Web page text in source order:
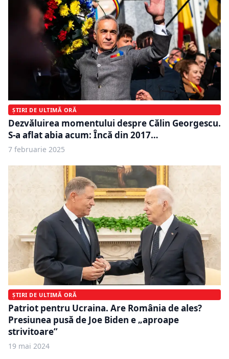
ȘTIRI DE ULTIMĂ ORĂ
Dezvăluirea momentului despre Călin Georgescu.
S-a aflat abia acum: Încă din 2017…
7 februarie 2025
ȘTIRI DE ULTIMĂ ORĂ
Patriot pentru Ucraina. Are România de ales?
Presiunea pusă de Joe Biden e „aproape
strivitoare”
19 mai 2024